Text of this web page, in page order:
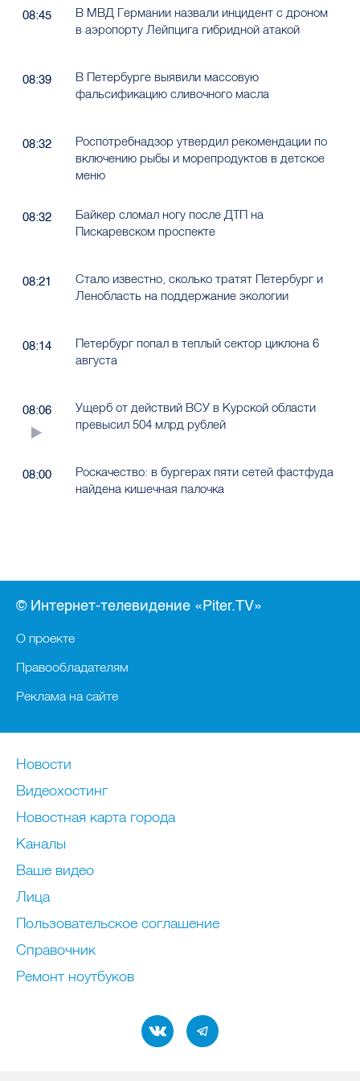
08:39
В Петербурге выявили массовую
фальсификацию сливочного масла
08:32
Роспотребнадзор утвердил рекомендации по
включению рыбы и морепродуктов в детское
Байкер сломал ногу после ДТП на
Пискаревском проспекте
08:21
Стало известно, сколько тратят Петербург и
Ленобласть на поддержание экологии
08:14
Петербург попал в теплый сектор циклона 6
августа
08:06
Ущерб от действий ВСУ в Курской области
превысил 504 млрд рублей
08:00
Роскачество: в бургерах пяти сетей фастфуда
найдена кишечная палочка
© Интернет-телевидение «Piter.TV»
О проекте
Правообладателям
Реклама на сайте
Новости
Видеохостинг
Новостная карта города
Каналы
Ваше видео
Лица
Пользовательское соглашение
Справочник
Ремонт нoутбуков